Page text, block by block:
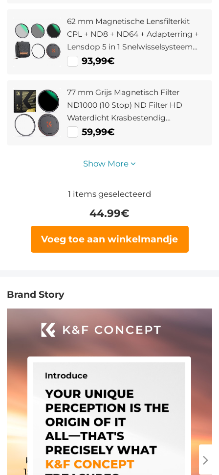
62 mm Magnetische Lensfilterkit
CPL + ND8 + ND64 + Adapterring +
Lensdop 5 in 1 Snelwisselsysteem
Nano Xcel Serie
93,99€
77 mm Grijs Magnetisch Filter
ND1000 (10 Stop) ND Filter HD
Waterdicht Krasbestendig
Antireflecterende Magneet Lens
59,99€
Show More
1 items geselecteerd
44.99€
Voeg toe aan winkelmandje
Brand Story